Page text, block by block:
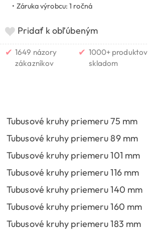
• Záruka výrobcu: 1 ročná
Pridať k obľúbeným
✔ 1649 názory
zákazníkov
✔ 1000+ produktov
skladom
Tubusové kruhy priemeru 75 mm
Tubusové kruhy priemeru 89 mm
Tubusové kruhy priemeru 101 mm
Tubusové kruhy priemeru 116 mm
Tubusové kruhy priemeru 140 mm
Tubusové kruhy priemeru 160 mm
Tubusové kruhy priemeru 183 mm